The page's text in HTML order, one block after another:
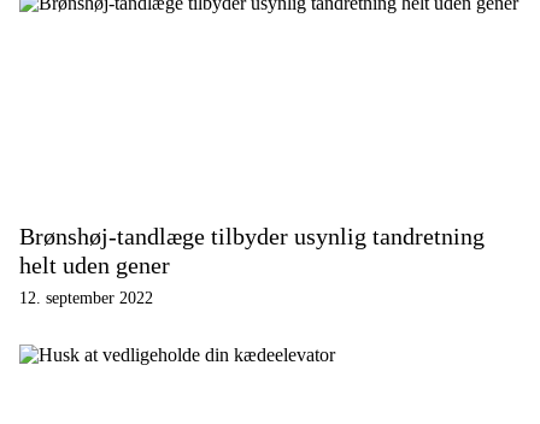
Brønshøj-tandlæge tilbyder usynlig tandretning
helt uden gener
12. september 2022